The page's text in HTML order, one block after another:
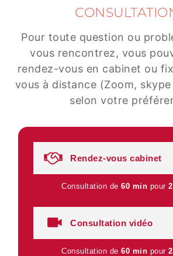
Pour toute question ou
vous rencontrez, vous
rendez-vous en cabinet ou
vous à distance (Zoom,
selon votre
Rendez-vous cabinet
Consultation de60 min pour
Consultation vidéo
Consultation de60 min pour